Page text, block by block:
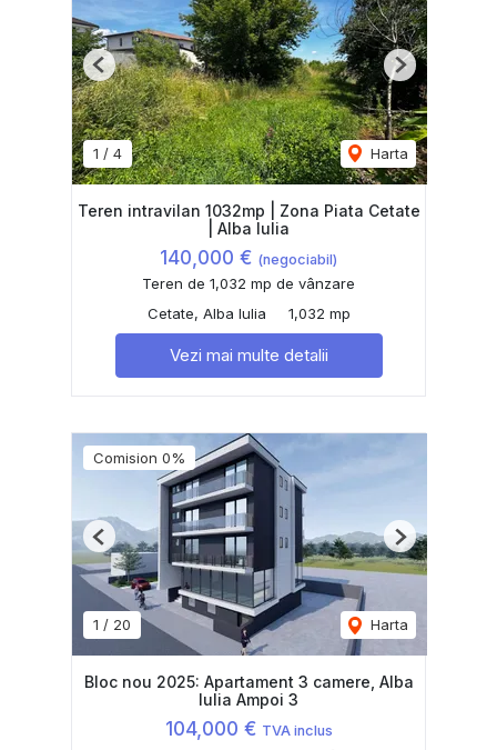
1 / 4 Harta
Previous Next
Teren intravilan 1032mp | Zona Piata Cetate
| Alba Iulia
140,000 € (negociabil)
Teren de 1,032 mp de vânzare
Cetate, Alba Iulia
1,032 mp
Vezi mai multe detalii
Comision 0%
1 / 20 Harta
Previous Next
Bloc nou 2025: Apartament 3 camere, Alba
Iulia Ampoi 3
104,000 € TVA inclus